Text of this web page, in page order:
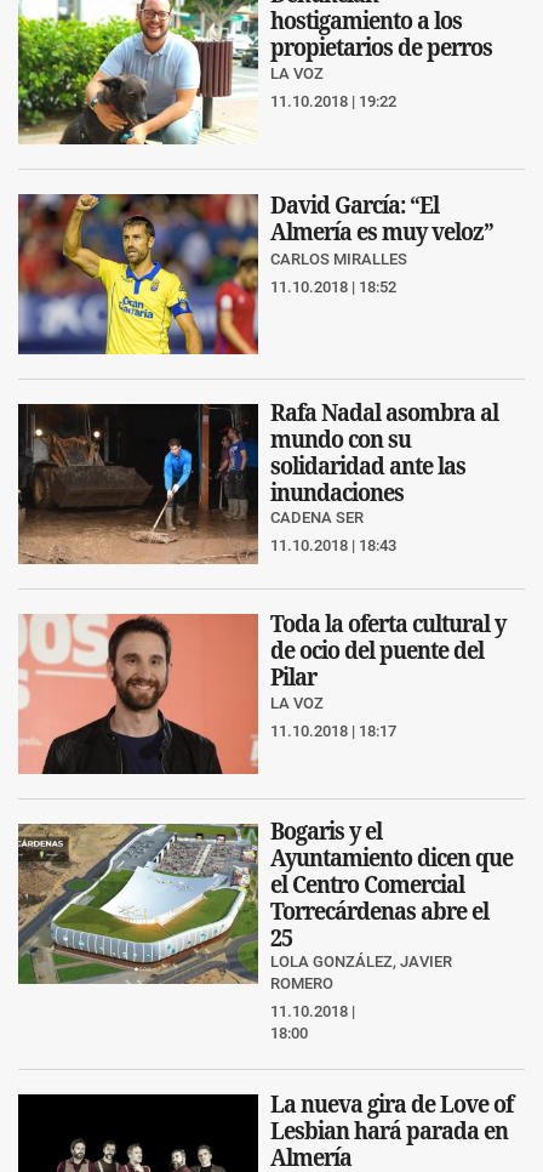
hostigamiento a los
propietarios de perros
LA VOZ
11.10.2018 | 19:22
David García: “El
Almería es muy veloz”
CARLOS MIRALLES
11.10.2018 | 18:52
Rafa Nadal asombra al
mundo con su
solidaridad ante las
inundaciones
CADENA SER
11.10.2018 | 18:43
Toda la oferta cultural y
de ocio del puente del
Pilar
LA VOZ
11.10.2018 | 18:17
Bogaris y el
Ayuntamiento dicen que
el Centro Comercial
Torrecárdenas abre el
25
LOLA GONZÁLEZ, JAVIER
ROMERO
11.10.2018 |
18:00
La nueva gira de Love of
Lesbian hará parada en
Almería